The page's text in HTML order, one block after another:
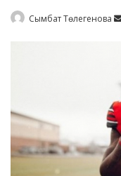
Сымбат Төлегенова